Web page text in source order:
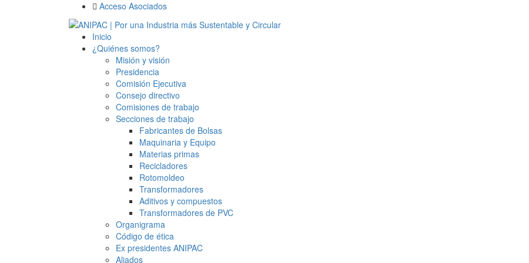
Acceso Asociados
Inicio
¿Quiénes somos?
Misión y visión
Presidencia
Comisión Ejecutiva
Consejo directivo
Comisiones de trabajo
Secciones de trabajo
Fabricantes de Bolsas
Maquinaria y Equipo
Materias primas
Recicladores
Rotomoldeo
Transformadores
Aditivos y compuestos
Transformadores de PVC
Organigrama
Código de ética
Ex presidentes ANIPAC
Aliados